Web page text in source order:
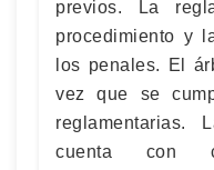
previos. La
procedimiento y
los penales. El
vez que se
reglamentarias.
cuenta con